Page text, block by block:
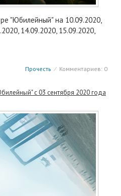
"Юбилейный" на 10.09.2020,
14.09.2020, 15.09.2020,
Прочесть ⁄ Комментариев: 0
c 03 сентября 2020 года